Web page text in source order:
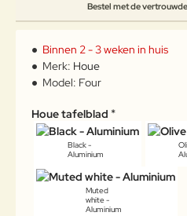
Bestel met de
Binnen 2 - 3 weken in huis
Merk: Houe
Model: Four
Houe tafelblad
Black -
Aluminium
Muted
white -
Aluminium